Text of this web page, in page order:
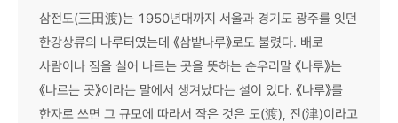
삼전도(三田渡)는 1950년대까지 서울과 경기도 광주를 잇던
한강상류의 나루터였는데 《삼밭나루》로도 불렸다. 배로
사람이나 짐을 실어 나르는 곳을 뜻하는 순우리말 《나루》는
《나르는 곳》이라는 말에서 생겨났다는 설이 있다. 《나루》를
한자로 쓰면 그 규모에 따라서 작은 것은 도(渡), 진(津)이라고